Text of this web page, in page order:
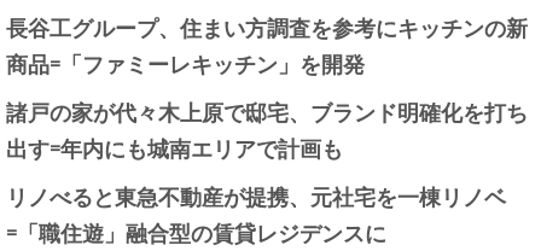
長谷工グループ、住まい方調査を参考にキッチンの新
商品=「ファミーレキッチン」を開発
諸戸の家が代々木上原で邸宅、ブランド明確化を打ち
出す=年内にも城南エリアで計画も
リノべると東急不動産が提携、元社宅を一棟リノベ
=「職住遊」融合型の賃貸レジデンスに